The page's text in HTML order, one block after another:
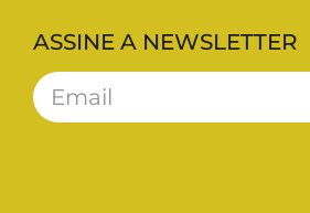
ASSINE A NEWSLETTER